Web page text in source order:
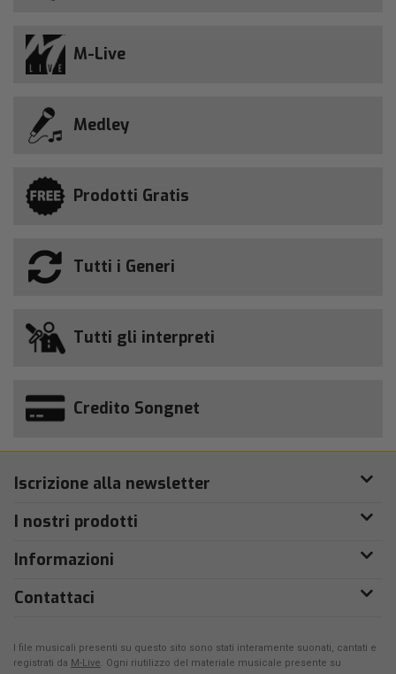
M-Live
Medley
Prodotti Gratis
Tutti i Generi
Tutti gli interpreti
Credito Songnet
Iscrizione alla newsletter
I nostri prodotti
Informazioni
Contattaci
I file musicali presenti su questo sito sono stati interamente suonati, cantati e
registrati da M-Live. Ogni riutilizzo del materiale musicale presente su